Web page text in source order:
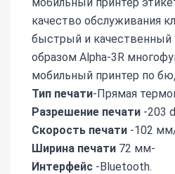
качество обслуживания
быстрый и качественный
образом Alpha-3R
мобильный принтер по
Тип печати-Прямая
Разрешение печати -203
Скорость печати -102
Ширина печати 72 мм-
Интерфейс -Bluetooth.